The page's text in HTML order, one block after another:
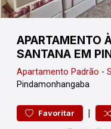
APARTAMENTO
SANTANA EM
Apartamento Padrão -
Pindamonhangaba
Favoritar |